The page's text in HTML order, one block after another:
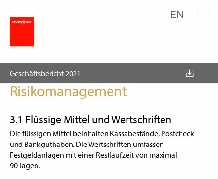
EN
Geschäftsbericht 2021
3. Finanzierung und
Risikomanagement
3.1 Flüssige Mittel und Wertschriften
Die flüssigen Mittel beinhalten Kassabestände, Postcheck-
und Bankguthaben. Die Wertschriften umfassen
Festgeldanlagen mit einer Restlaufzeit von maximal
90 Tagen.